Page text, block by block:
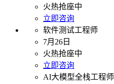
火热抢座中
立即咨询
软件测试工程师
7月26日
火热抢座中
立即咨询
AI大模型全栈工程师